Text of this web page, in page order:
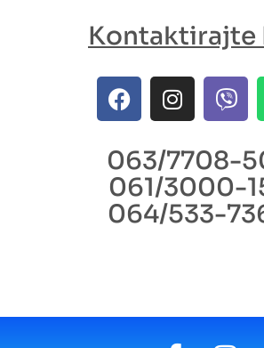
Kontaktirajte
063/7708-
061/3000-
064/533-